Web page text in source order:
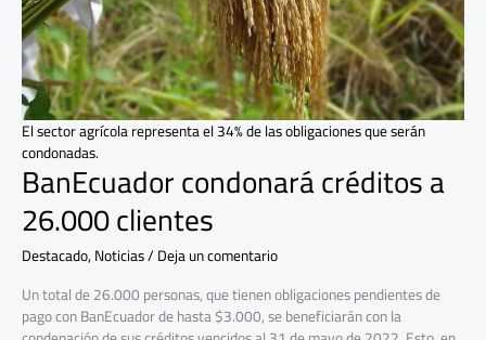
BanEcuador condonará créditos a
26.000 clientes
Destacado,Noticias/Deja un comentario
Un total de 26.000 personas, que tienen obligaciones pendientes de
pago con BanEcuador de hasta $3.000, se beneficiarán con la
El sector agrícola representa el 34% de las obligaciones que serán
condonadas.